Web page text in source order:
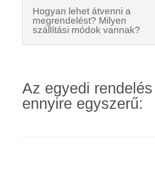
Hogyan lehet átvenni a
megrendelést? Milyen
szállítási módok vannak?
Az egyedi
ennyire egyszerű: